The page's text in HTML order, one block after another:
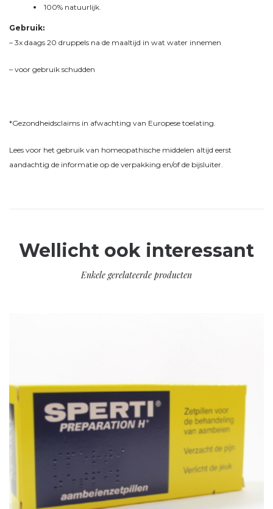
100% natuurlijk.
Gebruik:
– 3x daags 20 druppels na de maaltijd in wat water innemen
– voor gebruik schudden
*Gezondheidsclaims in afwachting van Europese toelating.
Lees voor het gebruik van homeopathische middelen altijd eerst
aandachtig de informatie op de verpakking en/of de bijsluiter.
Wellicht ook interessant
Enkele gerelateerde producten